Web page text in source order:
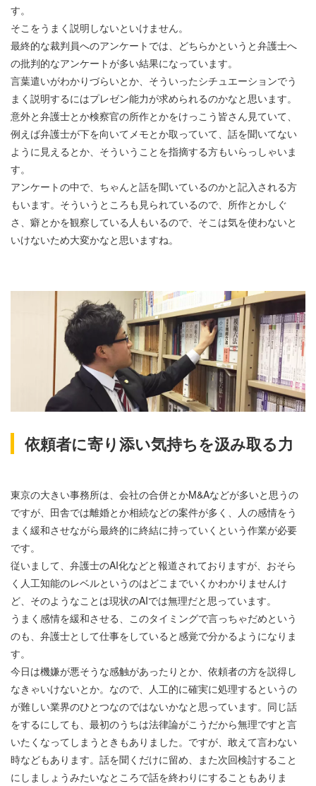
す。
そこをうまく説明しないといけません。
最終的な裁判員へのアンケートでは、どちらかというと弁護士へ
の批判的なアンケートが多い結果になっています。
言葉遣いがわかりづらいとか、そういったシチュエーションでう
まく説明するにはプレゼン能力が求められるのかなと思います。
意外と弁護士とか検察官の所作とかをけっこう皆さん見ていて、
例えば弁護士が下を向いてメモとか取っていて、話を聞いてない
ように見えるとか、そういうことを指摘する方もいらっしゃいま
す。
アンケートの中で、ちゃんと話を聞いているのかと記入される方
もいます。そういうところも見られているので、所作とかしぐ
さ、癖とかを観察している人もいるので、そこは気を使わないと
いけないため大変かなと思いますね。
依頼者に寄り添い気持ちを汲み取る力
東京の大きい事務所は、会社の合併とかM&Aなどが多いと思うの
ですが、田舎では離婚とか相続などの案件が多く、人の感情をう
まく緩和させながら最終的に終結に持っていくという作業が必要
です。
従いまして、弁護士のAI化などと報道されておりますが、おそら
く人工知能のレベルというのはどこまでいくかわかりませんけ
ど、そのようなことは現状のAIでは無理だと思っています。
うまく感情を緩和させる、このタイミングで言っちゃだめという
のも、弁護士として仕事をしていると感覚で分かるようになりま
す。
今日は機嫌が悪そうな感触があったりとか、依頼者の方を説得し
なきゃいけないとか。なので、人工的に確実に処理するというの
が難しい業界のひとつなのではないかなと思っています。同じ話
をするにしても、最初のうちは法律論がこうだから無理ですと言
いたくなってしまうときもありました。ですが、敢えて言わない
時などもあります。話を聞くだけに留め、また次回検討すること
にしましょうみたいなところで話を終わりにすることもありま